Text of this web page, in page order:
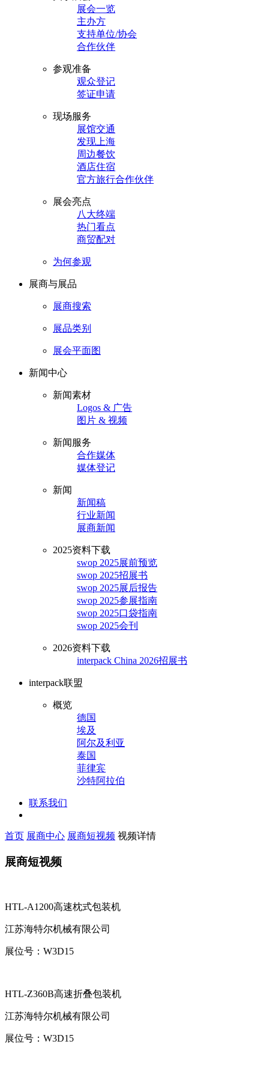
展会一览
主办方
支持单位/协会
合作伙伴
参观准备
观众登记
签证申请
现场服务
展馆交通
发现上海
周边餐饮
酒店住宿
官方旅行合作伙伴
展会亮点
八大终端
热门看点
商贸配对
为何参观
展商与展品
展商搜索
展品类别
展会平面图
新闻中心
新闻素材
Logos & 广告
图片 & 视频
新闻服务
合作媒体
媒体登记
新闻
新闻稿
行业新闻
展商新闻
2025资料下载
swop 2025展前预览
swop 2025招展书
swop 2025展后报告
swop 2025参展指南
swop 2025口袋指南
swop 2025会刊
2026资料下载
interpack China 2026招展书
interpack联盟
概览
德国
埃及
阿尔及利亚
泰国
菲律宾
沙特阿拉伯
联系我们
首页 展商中心 展商短视频 视频详情
展商短视频
HTL-A1200高速枕式包装机
江苏海特尔机械有限公司
展位号： W3D15
HTL-Z360B高速折叠包装机
江苏海特尔机械有限公司
展位号： W3D15